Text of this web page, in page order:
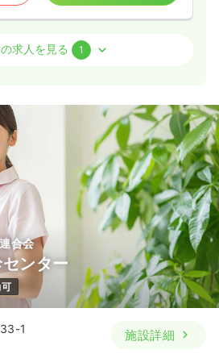
与4.2ヶ月
60分）
以上可
詳細を見る
求人を見る 1
合会
ンター
1
施設詳細